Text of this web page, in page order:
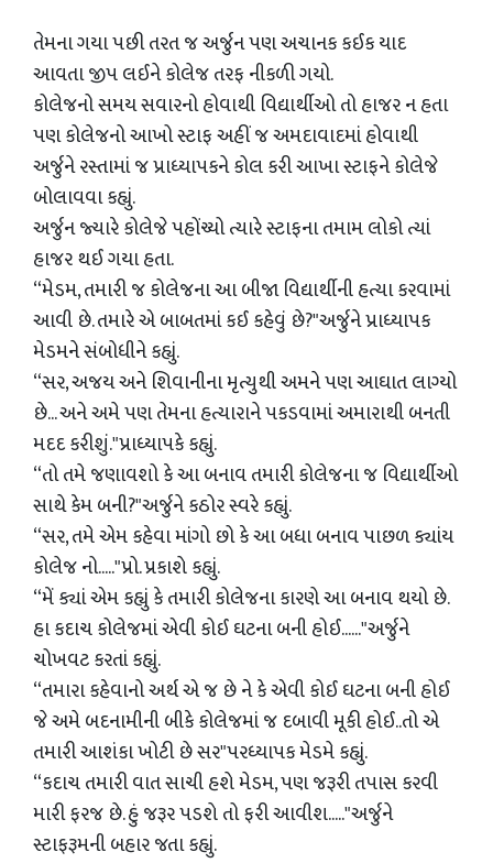
તેમના ગયા પછી તરત જ અર્જુન પણ અચાનક કઈક યાદ
આવતા જીપ લઈને કોલેજ તરફ નીકળી ગયો.
કોલેજનો સમય સવારનો હોવાથી વિદ્યાર્થીઓ તો હાજર ન હતા
પણ કોલેજનો આખો સ્ટાફ અહીં જ અમદાવાદમાં હોવાથી
અર્જુને રસ્તામાં જ પ્રાધ્યાપકને કોલ કરી આખા સ્ટાફને કોલેજે
બોલાવવા કહ્યું.
અર્જુન જ્યારે કોલેજે પહોંચ્યો ત્યારે સ્ટાફના તમામ લોકો ત્યાં
હાજર થઈ ગયા હતા.
“મેડમ, તમારી જ કોલેજના આ બીજા વિદ્યાર્થીની હત્યા કરવામાં
આવી છે. તમારે એ બાબતમાં કઈ કહેવું છે?"અર્જુને પ્રાધ્યાપક
મેડમને સંબોધીને કહ્યું.
“સર, અજય અને શિવાનીના મૃત્યુથી અમને પણ આઘાત લાગ્યો
છે... અને અમે પણ તેમના હત્યારાને પકડવામાં અમારાથી બનતી
મદદ કરીશું."પ્રાધ્યાપકે કહ્યું.
“તો તમે જણાવશો કે આ બનાવ તમારી કોલેજના જ વિદ્યાર્થીઓ
સાથે કેમ બની?"અર્જુને કઠોર સ્વરે કહ્યું.
“સર, તમે એમ કહેવા માંગો છો કે આ બધા બનાવ પાછળ ક્યાંય
કોલેજ નો....."પ્રો. પ્રકાશે કહ્યું.
“મેં ક્યાં એમ કહ્યું કે તમારી કોલેજના કારણે આ બનાવ થયો છે.
હા કદાચ કોલેજમાં એવી કોઈ ઘટના બની હોઈ......"અર્જુને
ચોખવટ કરતાં કહ્યું.
“તમારા કહેવાનો અર્થ એ જ છે ને કે એવી કોઈ ઘટના બની હોઈ
જે અમે બદનામીની બીકે કોલેજમાં જ દબાવી મૂકી હોઈ..તો એ
તમારી આશંકા ખોટી છે સર"પરધ્યાપક મેડમે કહ્યું.
“કદાચ તમારી વાત સાચી હશે મેડમ, પણ જરૂરી તપાસ કરવી
મારી ફરજ છે. હું જરૂર પડશે તો ફરી આવીશ....."અર્જુને
સ્ટાફરૂમની બહાર જતા કહ્યું.